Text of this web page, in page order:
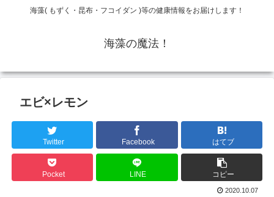
海藻( もずく・昆布・フコイダン )等の健康情報をお届けします！
海藻の魔法！
エビ×レモン
Twitter Facebook はてブ
Pocket LINE コピー
2020.10.07